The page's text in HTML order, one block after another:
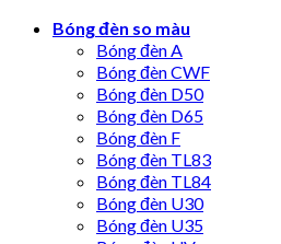
Skip
Bóng đèn so màu
Bóng đèn A
Bóng đèn CWF
Bóng đèn D50
Bóng đèn D65
Bóng đèn F
Bóng đèn TL83
Bóng đèn TL84
Bóng đèn U30
Bóng đèn U35